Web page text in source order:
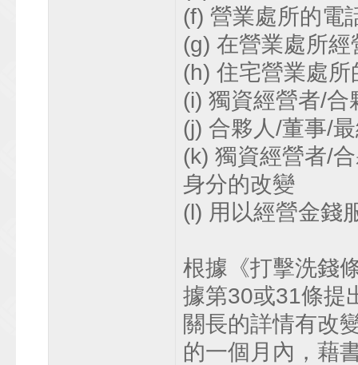
(f) 營業處所的電
(g) 在營業處所
(h) 住宅營業處
(i) 獨資經營者/
(j) 合夥人/董事/
(k) 獨資經營者/
身分的改變
(l) 用以經營金錢
根據《打擊洗錢
據第30或31條提
關長的詳情有改
的一個月內，藉